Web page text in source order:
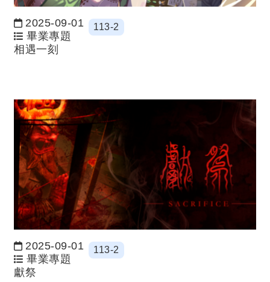
日期：
2025-09-01
畢業專題
113-2
相遇一刻
日期：
2025-09-01
畢業專題
113-2
獻祭